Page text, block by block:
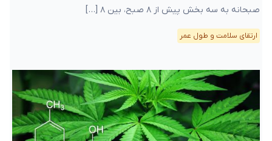
صبحانه به سه بخش پیش از ۸ صبح، بین ۸ […]
ارتقای سلامت و طول عمر